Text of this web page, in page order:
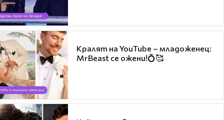
Кралят на YouTube – младоженец:
MrBeast се ожени!💍🥰